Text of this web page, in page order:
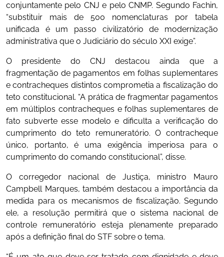
conjuntamente pelo CNJ e pelo CNMP. Segundo Fachin,
“substituir mais de 500 nomenclaturas por tabela
unificada é um passo civilizatório de modernização
administrativa que o Judiciário do século XXI exige”.
O presidente do CNJ destacou ainda que a
fragmentação de pagamentos em folhas suplementares
e contracheques distintos comprometia a fiscalização do
teto constitucional. “A prática de fragmentar pagamentos
em múltiplos contracheques e folhas suplementares de
fato subverte esse modelo e dificulta a verificação do
cumprimento do teto remuneratório. O contracheque
único, portanto, é uma exigência imperiosa para o
cumprimento do comando constitucional”, disse.
O corregedor nacional de Justiça, ministro Mauro
Campbell Marques, também destacou a importância da
medida para os mecanismos de fiscalização. Segundo
ele, a resolução permitirá que o sistema nacional de
controle remuneratório esteja plenamente preparado
após a definição final do STF sobre o tema.